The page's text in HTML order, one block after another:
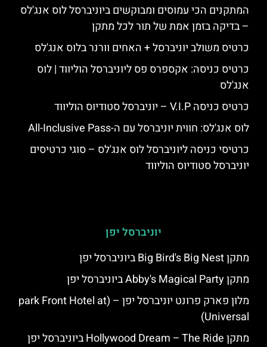
המתקנים הכי עמוסים ומבוקשים ביוניברסל לוס אנג'לס
– בדיקה בזמן אמת של תור לכל מתקן
כרטיס משולב יוניברסל + האחים וורנר בלוס אנג'לס
כרטיס כניסה: אקספרס פס ליוניברסל הוליווד | לוס
אנג'לס
כרטיס כניסה V.I.P – יוניברסל סטודיוס הוליווד
לוס אנג'לס: חווית יוניברסל עם ה-All-Inclusive Pass
כרטיסי כניסה ליוניברסל לוס אנג'לס – סוגי כרטיסים
יוניברסל סטודיוס הוליווד
יוניברסל יפן
מתקן Big Bird's Big Nest ביוניברסל יפן
מתקן Abby's Magical Party ביוניברסל יפן
מלון פארק פרונט יוניברסל יפן – (park Front Hotel at
Universal)
מתקן Hollywood Dream – The Ride ביוניברסל יפן